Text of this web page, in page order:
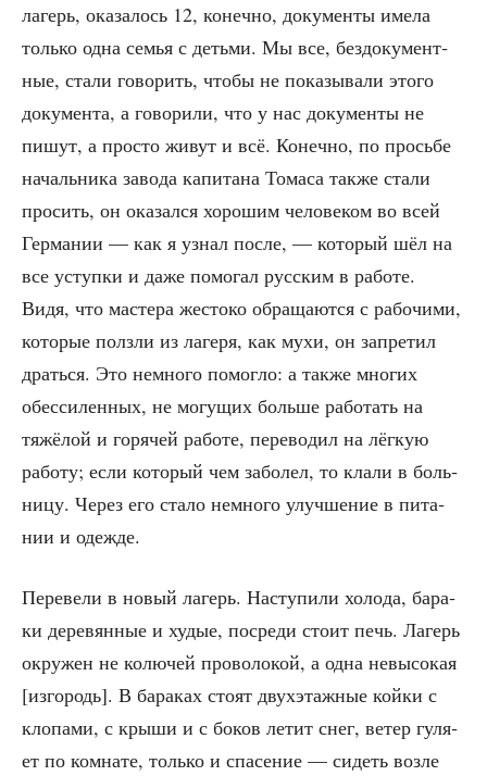
лагерь, ока­за­лось 12, конеч­но, доку­мен­ты име­ла
толь­ко одна семья с детьми. Мы все, без­до­ку­мент­
ные, ста­ли гово­рить, что­бы не пока­зы­ва­ли это­го
доку­мен­та, а гово­ри­ли, что у нас доку­мен­ты не
пишут, а про­сто живут и всё. Конеч­но, по прось­бе
началь­ни­ка заво­да капи­та­на Тома­са так­же ста­ли
про­сить, он ока­зал­ся хоро­шим чело­ве­ком во всей
Гер­ма­нии — как я узнал после, — кото­рый шёл на
все уступ­ки и даже помо­гал рус­ским в рабо­те.
Видя, что масте­ра жесто­ко обра­ща­ют­ся с рабо­чи­ми,
кото­рые полз­ли из лаге­ря, как мухи, он запре­тил
драть­ся. Это немно­го помог­ло: а так­же мно­гих
обес­си­лен­ных, не могу­щих боль­ше рабо­тать на
тяжё­лой и горя­чей рабо­те, пере­во­дил на лёг­кую
рабо­ту; если кото­рый чем забо­лел, то кла­ли в боль­
ни­цу. Через его ста­ло немно­го улуч­ше­ние в пита­
нии и одежде.
Пере­ве­ли в новый лагерь. Насту­пи­ли холо­да, бара­
ки дере­вян­ные и худые, посре­ди сто­ит печь. Лагерь
окру­жен не колю­чей про­во­ло­кой, а одна невы­со­кая
[изго­родь]. В бара­ках сто­ят двух­этаж­ные кой­ки с
кло­па­ми, с кры­ши и с боков летит снег, ветер гуля­
ет по ком­на­те, толь­ко и спа­се­ние — сидеть воз­ле